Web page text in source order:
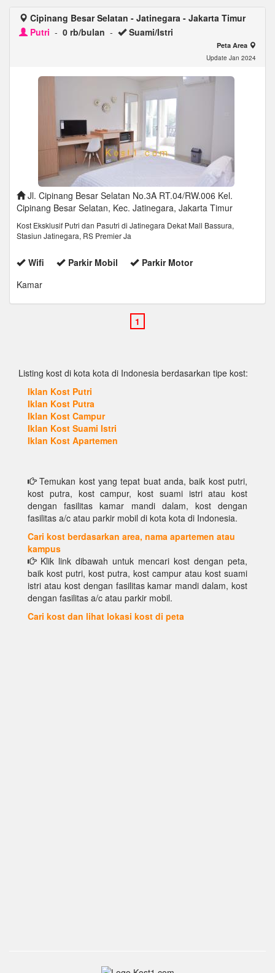
Cipinang Besar Selatan - Jatinegara - Jakarta Timur
Putri - 0 rb/bulan - Suami/Istri
Peta Area
Update Jan 2024
Jl. Cipinang Besar Selatan No.3A RT.04/RW.006 Kel.
Cipinang Besar Selatan, Kec. Jatinegara, Jakarta Timur
Kost Eksklusif Putri dan Pasutri di Jatinegara Dekat Mall Bassura,
Stasiun Jatinegara, RS Premier Ja
Wifi Parkir Mobil
Parkir Motor
Kamar
Listing kost di kota kota di Indonesia berdasarkan tipe kost:
Iklan Kost Putri
Iklan Kost Putra
Iklan Kost Campur
Iklan Kost Suami Istri
Iklan Kost Apartemen
Temukan kost yang tepat buat anda, baik kost putri,
kost putra, kost campur, kost suami istri atau kost
dengan fasilitas kamar mandi dalam, kost dengan
fasilitas a/c atau parkir mobil di kota kota di Indonesia.
Cari kost berdasarkan area, nama apartemen atau
kampus
Klik link dibawah untuk mencari kost dengan peta,
baik kost putri, kost putra, kost campur atau kost suami
istri atau kost dengan fasilitas kamar mandi dalam, kost
dengan fasilitas a/c atau parkir mobil.
Cari kost dan lihat lokasi kost di peta